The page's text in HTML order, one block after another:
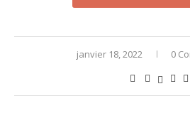
janvier 18, 2022 0